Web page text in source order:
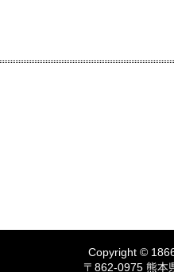
Copyright ©
〒862-0975 熊本